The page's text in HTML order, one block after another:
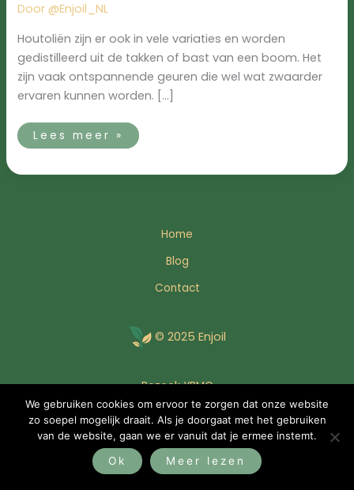
Door@Enjoil_NL
Houtoliën zijn er ook in vele variaties en worden
gedistilleerd uit de takken of bast van een boom. Het
zijn vaak ontspannende geuren die wel wat zwaarder
ervaren kunnen worden. […]
Lees meer »
Home
Blog
Contact
© 2025 Enjoil
Bezoek YBMC
We gebruiken cookies om ervoor te zorgen dat onze website
zo soepel mogelijk draait. Als je doorgaat met het gebruiken
van de website, gaan we er vanuit dat je ermee instemt.
Ok
Meer lezen